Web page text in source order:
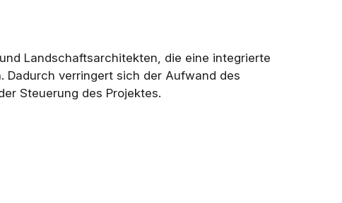
Landschaftsarchitekten, die eine integrierte
Dadurch verringert sich der Aufwand des
Steuerung des Projektes.